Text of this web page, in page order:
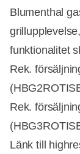
Blumenthal
funktionalitet
Rek.
Rek.
Länk till